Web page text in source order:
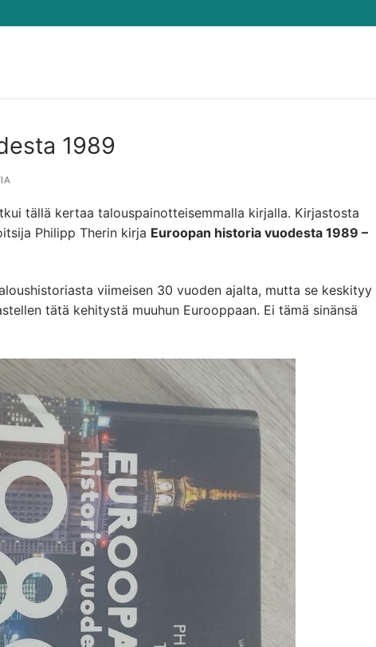
1989
tällä kertaa talouspainotteisemmalla kirjalla. Kirjastosta
Philipp Therin kirja Euroopan historia vuodesta 1989 –
viimeisen 30 vuoden ajalta, mutta se keskityy
tätä kehitystä muuhun Eurooppaan. Ei tämä sinänsä